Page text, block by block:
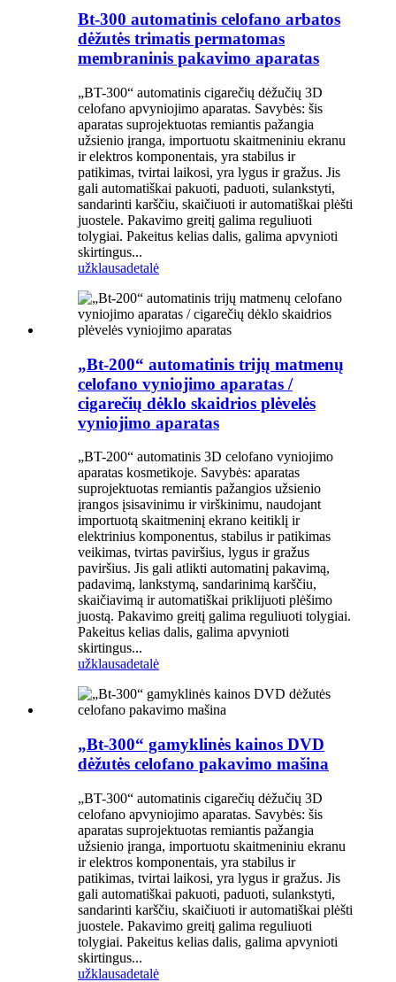
Bt-300 automatinis celofano arbatos
dėžutės trimatis permatomas
membraninis pakavimo aparatas
„BT-300“ automatinis cigarečių dėžučių 3D
celofano apvyniojimo aparatas. Savybės: šis
aparatas suprojektuotas remiantis pažangia
užsienio įranga, importuotu skaitmeniniu ekranu
ir elektros komponentais, yra stabilus ir
patikimas, tvirtai laikosi, yra lygus ir gražus. Jis
gali automatiškai pakuoti, paduoti, sulankstyti,
sandarinti karščiu, skaičiuoti ir automatiškai plėšti
juostele. Pakavimo greitį galima reguliuoti
tolygiai. Pakeitus kelias dalis, galima apvynioti
skirtingus...
užklausadetalė
„Bt-200“ automatinis trijų matmenų
celofano vyniojimo aparatas /
cigarečių dėklo skaidrios plėvelės
vyniojimo aparatas
„BT-200“ automatinis 3D celofano vyniojimo
aparatas kosmetikoje. Savybės: aparatas
suprojektuotas remiantis pažangios užsienio
įrangos įsisavinimu ir virškinimu, naudojant
importuotą skaitmeninį ekrano keitiklį ir
elektrinius komponentus, stabilus ir patikimas
veikimas, tvirtas paviršius, lygus ir gražus
paviršius. Jis gali atlikti automatinį pakavimą,
padavimą, lankstymą, sandarinimą karščiu,
skaičiavimą ir automatiškai priklijuoti plėšimo
juostą. Pakavimo greitį galima reguliuoti tolygiai.
Pakeitus kelias dalis, galima apvynioti
skirtingus...
užklausadetalė
„Bt-300“ gamyklinės kainos DVD
dėžutės celofano pakavimo mašina
„BT-300“ automatinis cigarečių dėžučių 3D
celofano apvyniojimo aparatas. Savybės: šis
aparatas suprojektuotas remiantis pažangia
užsienio įranga, importuotu skaitmeniniu ekranu
ir elektros komponentais, yra stabilus ir
patikimas, tvirtai laikosi, yra lygus ir gražus. Jis
gali automatiškai pakuoti, paduoti, sulankstyti,
sandarinti karščiu, skaičiuoti ir automatiškai plėšti
juostele. Pakavimo greitį galima reguliuoti
tolygiai. Pakeitus kelias dalis, galima apvynioti
skirtingus...
užklausadetalė